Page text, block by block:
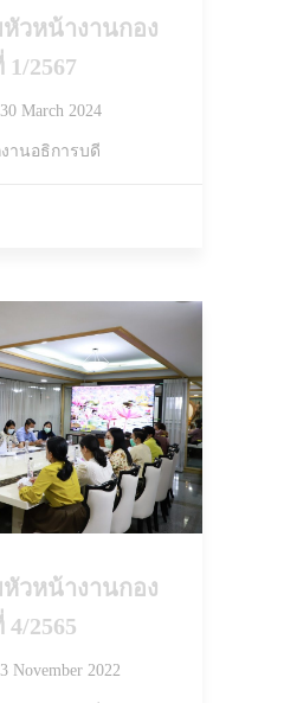
วหน้างานกอง
2567
30 March 2024
านอธิการบดี
วหน้างานกอง
2565
3 November 2022